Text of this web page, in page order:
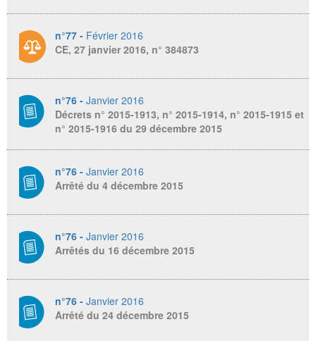
n°77 - Février 2016
CE, 27 janvier 2016, n° 384873
n°76 - Janvier 2016
Décrets n° 2015-1913, n° 2015-1914, n° 2015-1915 et
n° 2015-1916 du 29 décembre 2015
n°76 - Janvier 2016
Arrêté du 4 décembre 2015
n°76 - Janvier 2016
Arrêtés du 16 décembre 2015
n°76 - Janvier 2016
Arrêté du 24 décembre 2015